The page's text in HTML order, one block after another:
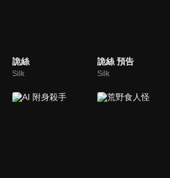
詭絲
Silk
詭絲 預告
Silk